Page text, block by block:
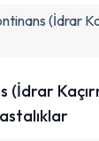
(İdrar